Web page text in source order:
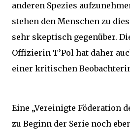
anderen Spezies
stehen den Menschen zu
sehr skeptisch gegenüber.
Offizierin T’Pol hat daher
einer kritischen
Eine „Vereinigte Föderation
zu Beginn der Serie noch